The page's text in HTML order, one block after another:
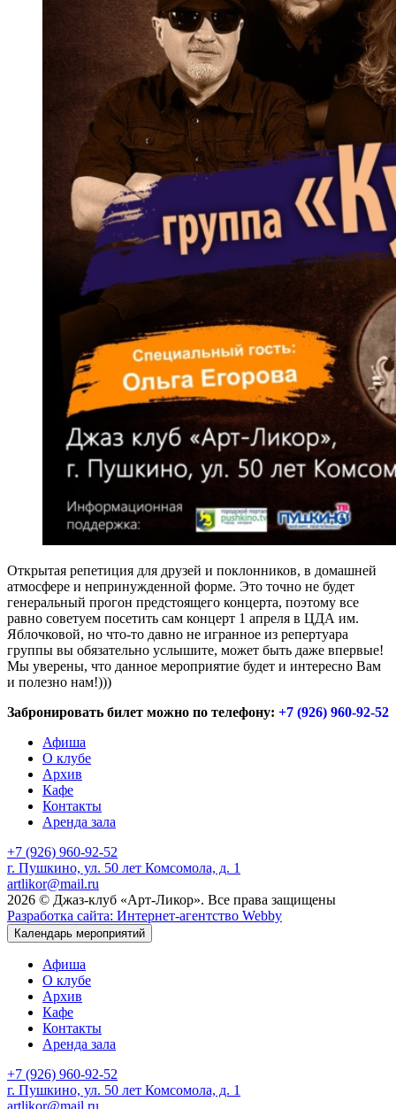
Открытая репетиция для друзей и поклонников, в домашней
атмосфере и непринужденной форме. Это точно не будет
генеральный прогон предстоящего концерта, поэтому все
равно советуем посетить сам концерт 1 апреля в ЦДА им.
Яблочковой, но что-то давно не игранное из репертуара
группы вы обязательно услышите, может быть даже впервые!
Мы уверены, что данное мероприятие будет и интересно Вам
и полезно нам!)))
Забронировать билет можно по телефону: +7 (926) 960-92-52
Афиша
О клубе
Архив
Кафе
Контакты
Аренда зала
+7 (926) 960-92-52
г. Пушкино, ул. 50 лет Комсомола, д. 1
artlikor@mail.ru
2026 © Джаз-клуб «Арт-Ликор». Все права защищены
Разработка сайта: Интернет-агентство Webby
Календарь мероприятий
Афиша
О клубе
Архив
Кафе
Контакты
Аренда зала
+7 (926) 960-92-52
г. Пушкино, ул. 50 лет Комсомола, д. 1
artlikor@mail.ru